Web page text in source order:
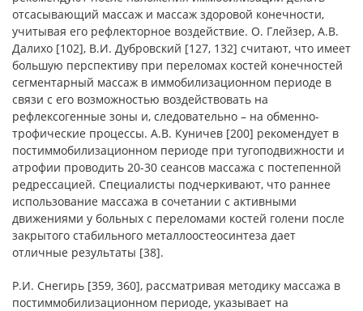
отсасывающий массаж и массаж здоровой конечности,
учитывая его рефлекторное воздействие. О. Глейзер, А.В.
Далихо [102], В.И. Дубровский [127, 132] считают, что имеет
большую перспективу при переломах костей конечностей
сегментарный массаж в иммобилизационном периоде в
связи с его возможностью воздействовать на
рефлексогенные зоны и, следовательно – на обменно-
трофические процессы. А.В. Куничев [200] рекомендует в
постиммобилизационном периоде при тугоподвижности и
атрофии проводить 20-30 сеансов массажа с постепенной
редрессацией. Специалисты подчеркивают, что раннее
использование массажа в сочетании с активными
движениями у больных с переломами костей голени после
закрытого стабильного металлоостеосинтеза дает
отличные результаты [38].
Р.И. Снегирь [359, 360], рассматривая методику массажа в
постиммобилизационном периоде, указывает на